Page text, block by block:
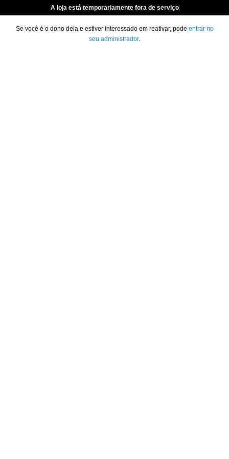
A loja está temporariamente fora de serviço
Se você é o dono dela e estiver interessado em reativar, pode entrar no
seu administrador.